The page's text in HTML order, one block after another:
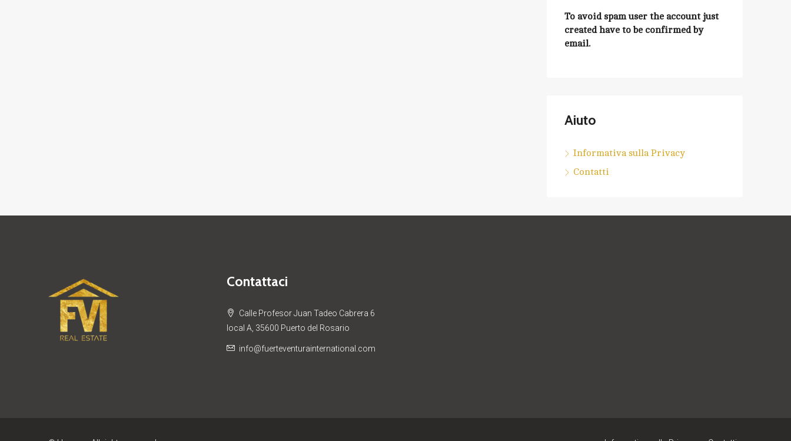
To avoid spam user the account just
created have to be confirmed by
email.
Aiuto
Informativa sulla Privacy
Contatti
Contattaci
Calle Profesor Juan Tadeo Cabrera 6
local A, 35600 Puerto del Rosario
info@fuerteventurainternational.com